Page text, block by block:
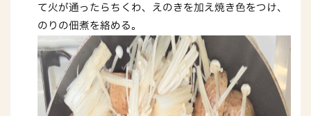
て火が通ったらちくわ、えのきを加え焼き色をつけ、
のりの佃煮を絡める。